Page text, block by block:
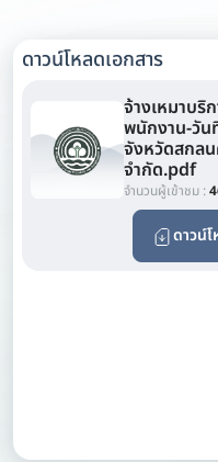
ดาวน์โหลดเอกสาร
จ้างเหมาบริ
พนักงาน-วัน
จังหวัดสกลน
จำกัด.pdf
จำนวนผู้เข้าชม :
ดาวน์